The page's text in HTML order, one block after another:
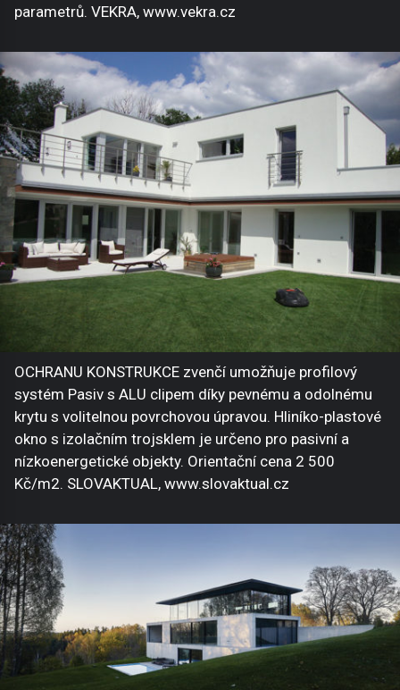
parametrů. VEKRA, www.vekra.cz
OCHRANU KONSTRUKCE zvenčí umožňuje profilový
systém Pasiv s ALU clipem díky pevnému a odolnému
krytu s volitelnou povrchovou úpravou. Hliníko-plastové
okno s izolačním trojsklem je určeno pro pasivní a
nízkoenergetické objekty. Orientační cena 2 500
Kč/m2. SLOVAKTUAL, www.slovaktual.cz